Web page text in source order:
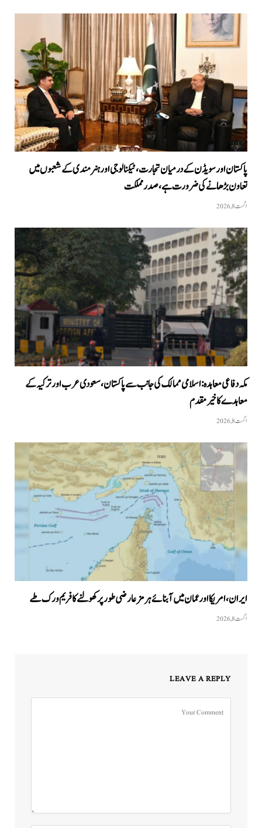
پاکستان اور سویڈن کے درمیان تجارت، ٹیکنالوجی اور ہنرمندی کے شعبوں میں
تعاون بڑھانے کی ضرورت ہے، صدر مملکت
اگست 8, 2026
مکہ دفاعی معاہدہ: اسلامی ممالک کی جانب سے پاکستان، سعودی عرب اور ترکیہ کے
معاہدے کا خیرمقدم
اگست 8, 2026
ایران، امریکا اور عمان میں آبنائے ہرمز عارضی طور پر کھولنے کا فریم ورک طے
اگست 8, 2026
LEAVE A REPLY